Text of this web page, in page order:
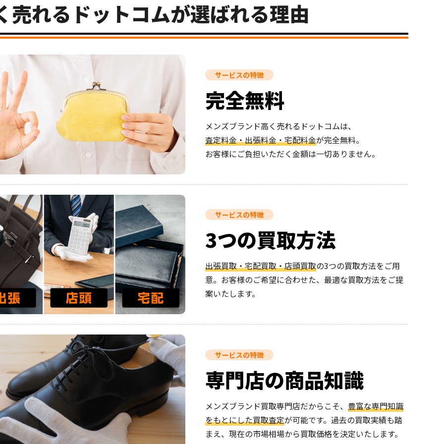
売れるドットコムが選ばれる理由
サービスの特徴
完全無料
メンズブランド高く売れるドットコムは、
査定料金・出張料金・宅配料金が完全無料。
お客様にご負担いただく金額は一切ありません。
サービスの特徴
3つの買取方法
出張買取・宅配買取・店頭買取の3つの買取方法をご用
意。お客様のご希望に合わせた、最適な買取方法をご提
案いたします。
サービスの特徴
専門店の商品知識
メンズブランド買取専門店だからこそ、 豊富な専門知識
をもとにした買取査定が可能です。過去の買取実績も踏
まえ、現在の市場相場から買取価格を決定いたします。